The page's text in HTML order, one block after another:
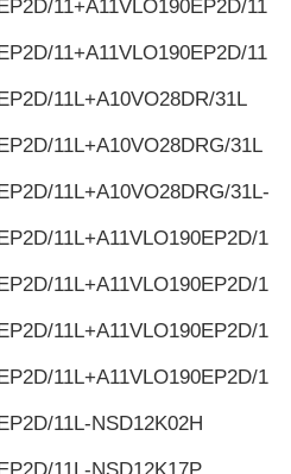
11+A11VLO190EP2D/11
11+A11VLO190EP2D/11
11L+A10VO28DR/31L
11L+A10VO28DRG/31L
11L+A10VO28DRG/31L-K
11L+A11VLO190EP2D/11L
11L+A11VLO190EP2D/11L
11L+A11VLO190EP2D/11L
11L+A11VLO190EP2D/11L
11L-NSD12K02H
11L-NSD12K17P